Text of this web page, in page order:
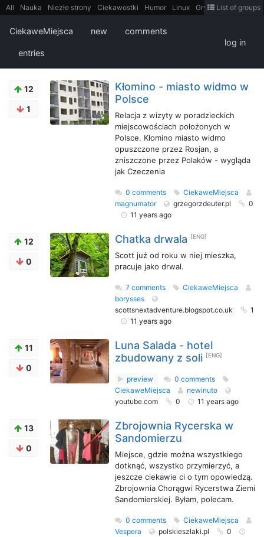
All Nauka Niezłe strony Ciekawostki Humor Linux Gry
Teh
Bezpieczeństwo
Książki Sugestie FotoHistoria
FilmyDokumentalne
Cytaty
List of groups
CiekaweMiejsca new comments
entries
log in
12
1
Kłomino - miasto widmo w
Polsce
Relacja z wizyty w poradzieckich
miejscowościach położonych w
Polsce. Kłomino miasto widmo
opuszczone przez Rosjan, a
zniszczone przez Polaków - wygląda
jak Czeczenia
0 comments
CiekaweMiejsca
magnumator
grzegorzdeuter.pl
0
11 years ago
12
0
Chatka drwala [ENG]
Scott już od roku w niej mieszka,
pracuje jako drwal.
7 comments
CiekaweMiejsca
borysses
scottsnextadventure.blogspot.co.uk
1
11 years ago
11
0
Luna Salada - hotel
zbudowany z soli [ENG]
preview
0 comments
CiekaweMiejsca
newinuto
youtube.com
0 11 years ago
13
0
Zbrojownia Rycerska w
Sandomierzu
Miejsce, gdzie można wszystkiego
dotknąć, wszystko przymierzyć, a
jeszcze ciekawie ci o tym opowiedzą.
Zbrojownia Chorągwi Rycerstwa Ziemi
Sandomierskiej. Byłam, polecam.
0 comments
CiekaweMiejsca
Vespera
polskieszlaki.pl
0